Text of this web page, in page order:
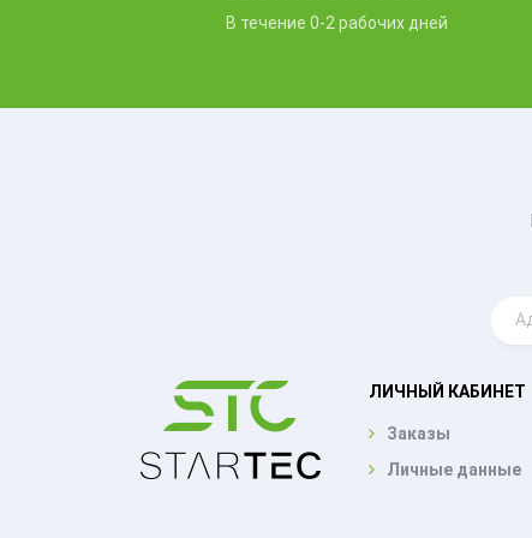
В течение 0-2 рабочих дней
ЛИЧНЫЙ КАБИНЕТ
Заказы
Личные данные